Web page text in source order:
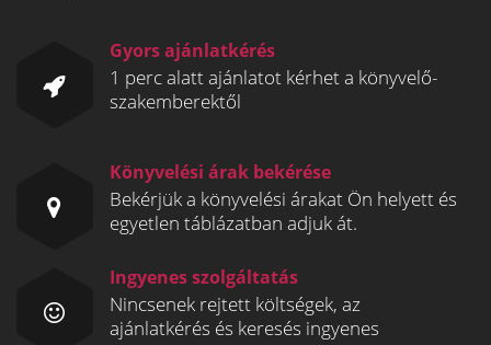
Gyors ajánlatkérés
1 perc alatt ajánlatot kérhet a könyvelő-
szakemberektől
Könyvelési árak bekérése
Bekérjük a könyvelési árakat Ön helyett és
egyetlen táblázatban adjuk át.
Ingyenes szolgáltatás
Nincsenek rejtett költségek, az
ajánlatkérés és keresés ingyenes